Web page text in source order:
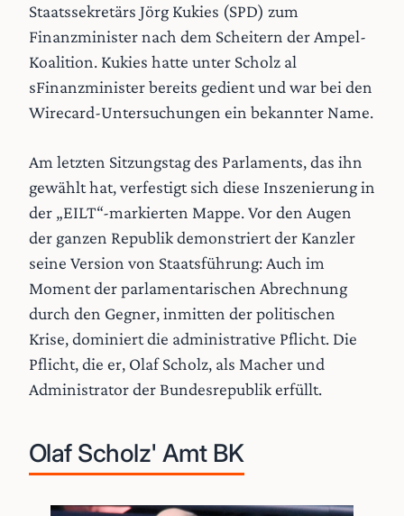
Staatssekretärs Jörg Kukies (SPD) zum
Finanzminister nach dem Scheitern der Ampel-
Koalition. Kukies hatte unter Scholz al
sFinanzminister bereits gedient und war bei den
Wirecard-Untersuchungen ein bekannter Name.
Am letzten Sitzungstag des Parlaments, das ihn
gewählt hat, verfestigt sich diese Inszenierung in
der „EILT“-markierten Mappe. Vor den Augen
der ganzen Republik demonstriert der Kanzler
seine Version von Staatsführung: Auch im
Moment der parlamentarischen Abrechnung
durch den Gegner, inmitten der politischen
Krise, dominiert die administrative Pflicht. Die
Pflicht, die er, Olaf Scholz, als Macher und
Administrator der Bundesrepublik erfüllt.
Olaf Scholz' Amt BK